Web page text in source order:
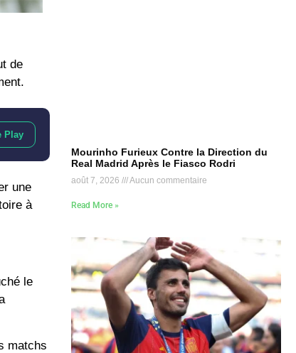
de
Play
une
à
le
matchs
Mourinho Furieux Contre la Direction du
Real Madrid Après le Fiasco Rodri
août 7, 2026 Aucun commentaire
Read More »